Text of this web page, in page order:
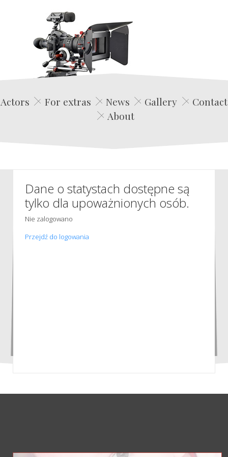
Edwin Film Agencja Aktorska
Actors For extras News Gallery
Contact
About
Dane o statystach dostępne są
tylko dla upoważnionych osób.
Nie zalogowano
Przejdź do logowania